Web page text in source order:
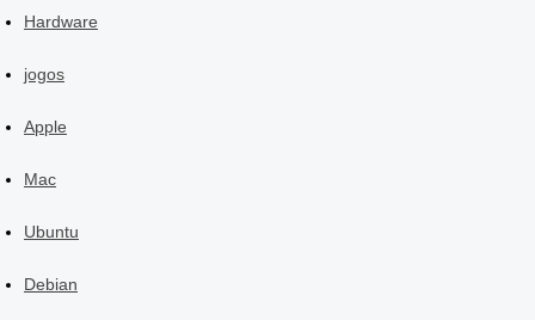
Hardware
jogos
Apple
Mac
Ubuntu
Debian